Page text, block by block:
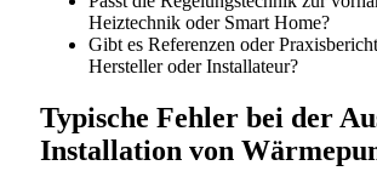
Heiztechnik oder Smart Home?
Gibt es Referenzen oder
Hersteller oder Installateur?
Typische Fehler bei der
Installation von